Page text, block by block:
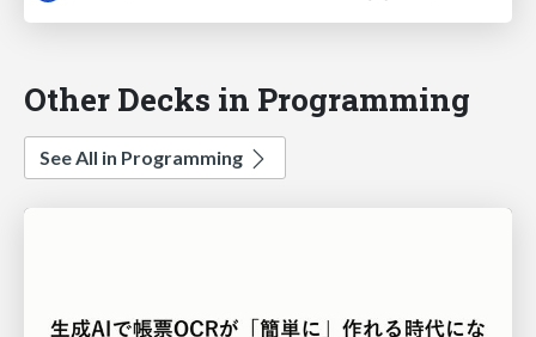
Other Decks in Programming
See All in Programming